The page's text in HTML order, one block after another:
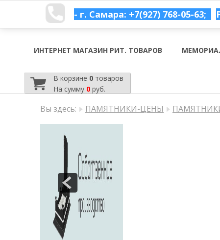
- г. Самара: +7(927) 768-05-63;
ИНТЕРНЕТ МАГАЗИН РИТ. ТОВАРОВ
В корзине 0товаров
На сумму 0руб.
Вы здесь: ПАМЯТНИКИ-ЦЕНЫ